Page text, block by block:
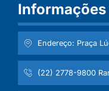
Informações
Endereço: Praça
(22) 2778-9800